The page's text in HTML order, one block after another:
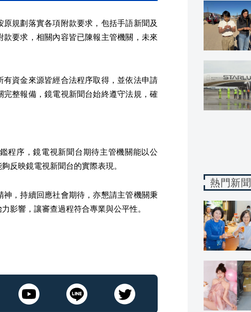
原規劃落實各項附款要求，包括手語新聞及
要求，相關內容皆已陳報主管機關，未來
有資金來源皆經合法程序取得，並依法申請
整報備，鏡電視新聞台始終遵守法規，確
程序，鏡電視新聞台期待主管機關能以公
反映鏡電視新聞台的實際表現。
，持續回應社會期待，亦懇請主管機關秉
影響，讓審查過程符合專業與公平性。
熱門新聞